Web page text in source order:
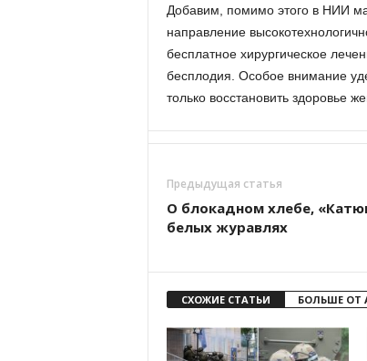
Добавим, помимо этого в НИИ
направление
бесплатное хирургическое
бесплодия. Особое внимание
только восстановить здоровье
Предыдущая статья
О блокадном хлебе,
белых журавлях
СХОЖИЕ СТАТЬИ БОЛЬШЕ ОТ